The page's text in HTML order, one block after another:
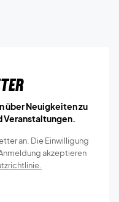
über Neuigkeiten zu
Veranstaltungen.
an. Die Einwilligung
akzeptieren